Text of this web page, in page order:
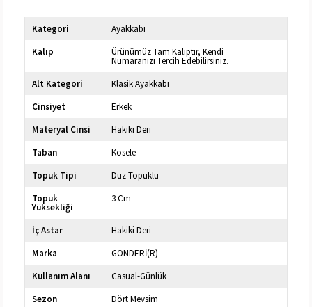
Kategori
Ayakkabı
Kalıp
Ürünümüz Tam Kalıptır, Kendi
Numaranızı Tercih Edebilirsiniz.
Alt Kategori
Klasik Ayakkabı
Cinsiyet
Erkek
Materyal Cinsi
Hakiki Deri
Taban
Kösele
Topuk Tipi
Düz Topuklu
Topuk
Yüksekliği
3 Cm
İç Astar
Hakiki Deri
Marka
GÖNDERİ(R)
Kullanım Alanı
Casual-Günlük
Sezon
Dört Mevsim